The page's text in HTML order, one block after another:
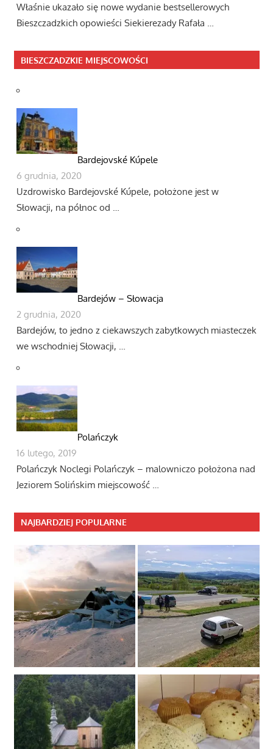
Właśnie ukazało się nowe wydanie bestsellerowych
Bieszczadzkich opowieści Siekierezady Rafała …
BIESZCZADZKIE MIEJSCOWOŚCI
Bardejovské Kúpele
6 grudnia, 2020
Uzdrowisko Bardejovské Kúpele, położone jest w
Słowacji, na północ od …
Bardejów – Słowacja
2 grudnia, 2020
Bardejów, to jedno z ciekawszych zabytkowych miasteczek
we wschodniej Słowacji, …
Polańczyk
16 lutego, 2019
Polańczyk Noclegi Polańczyk – malowniczo położona nad
Jeziorem Solińskim miejscowość …
NAJBARDZIEJ POPULARNE